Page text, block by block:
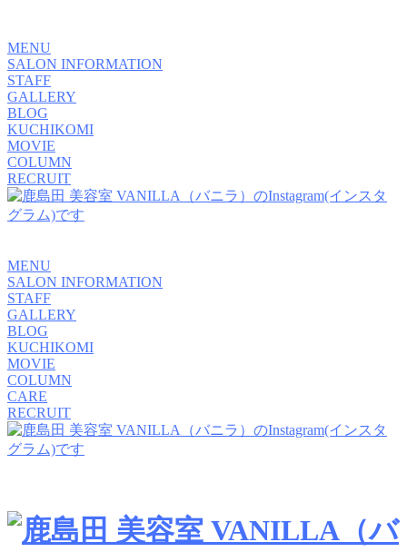
MENU
SALON INFORMATION
STAFF
GALLERY
BLOG
KUCHIKOMI
MOVIE
COLUMN
RECRUIT
MENU
SALON INFORMATION
STAFF
GALLERY
BLOG
KUCHIKOMI
MOVIE
COLUMN
CARE
RECRUIT